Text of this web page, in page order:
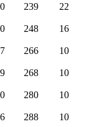
239 22
248 16
266 10
268 10
280 10
288 10